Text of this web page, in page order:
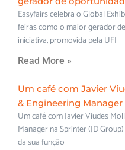
Easyfairs celebra o Global
feiras como o maior gerador
iniciativa, promovida pela UFI
Read More »
Um café com Javier
& Engineering
Um café com Javier Viudes
Manager na Sprinter (JD
da sua função